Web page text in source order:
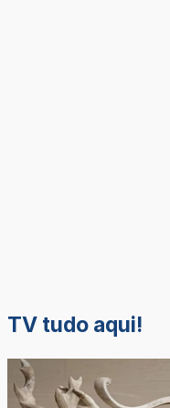
TV tudo aqui!